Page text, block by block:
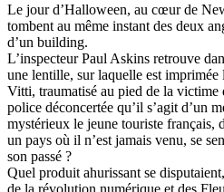
Le jour d’Halloween, au cœur de
tombent au même instant des deux
d’un building.
L’inspecteur Paul Askins retrouve
une lentille, sur laquelle est
Vitti, traumatisé au pied de la victime
police déconcertée qu’il s’agit d’un
mystérieux le jeune touriste français,
un pays où il n’est jamais venu, se
son passé ?
Quel produit ahurissant se
de la révolution numérique et des